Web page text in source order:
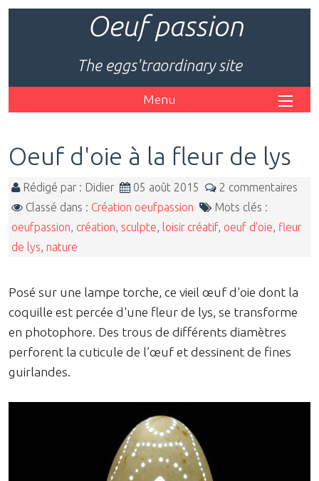
Oeuf passion
The eggs'traordinary site
Menu
Oeuf d'oie à la fleur de lys
Rédigé par : Didier 05 août 2015
2 commentaires
Classé dans : Création oeufpassion
Mots clés :
oeufpassion création sculpte loisir créatif, oeuf d'oie fleur
de lys nature
Posé sur une lampe torche, ce vieil œuf d'oie dont la
coquille est percée d'une fleur de lys, se transforme
en photophore. Des trous de différents diamètres
perforent la cuticule de l’œuf et dessinent de fines
guirlandes.